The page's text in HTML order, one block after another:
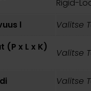
Rigid-
l
Valitse
(P x L x K)
Valitse
Valitse